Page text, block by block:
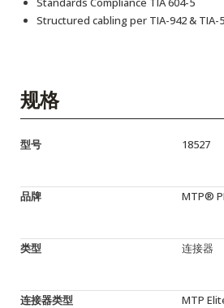
Structured cabling per TIA-942 & TIA-
规格
型号 18527
品牌 MTP®
类型 连接器
连接器类型 MTP